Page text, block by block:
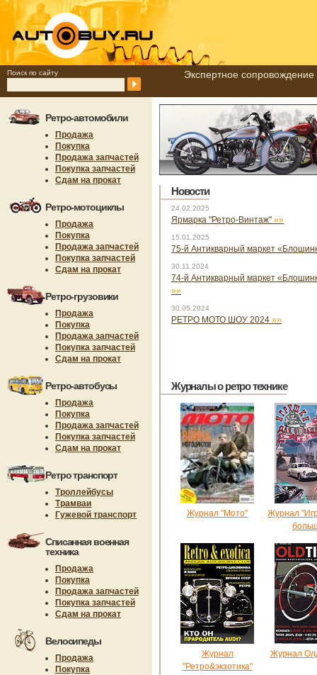
Поиск по сайту Экспертное
Ретро-автомобили
Продажа
Покупка
Продажа запчастей
Покупка запчастей
Сдам на прокат
Ретро-мотоциклы
Продажа
Покупка
Продажа запчастей
Покупка запчастей
Сдам на прокат
Ретро-грузовики
Продажа
Покупка
Продажа запчастей
Покупка запчастей
Сдам на прокат
Ретро-автобусы
Продажа
Покупка
Продажа запчастей
Покупка запчастей
Сдам на прокат
Ретро транспорт
Троллейбусы
Трамваи
Гужевой транспорт
Списанная военная
техника
Продажа
Покупка
Продажа запчастей
Покупка запчастей
Сдам на прокат
Велосипеды
Продажа
Покупка
Новости
24.02.2025
Ярмарка "Ретро-Винтаж" »»
15.01.2025
75-й Антикварный маркет
30.11.2024
74-й Антикварный маркет
»»
30.05.2024
РЕТРО МОТО ШОУ 2024 »»
Журналы о ретро технике
Журнал "Мото"
Журнал
Журнал
"Ретро&экзотика"
Журнал